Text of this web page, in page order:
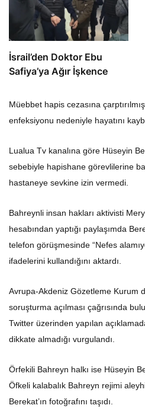
İsrail’den Doktor Ebu
Safiya’ya Ağır İşkence
Müebbet hapis cezasına
enfeksiyonu nedeniyle hayatını
Lualua Tv kanalına göre Hüseyin
sebebiyle hapishane görevlilerine
hastaneye sevkine izin vermedi.
Bahreynli insan hakları aktivisti
hesabından yaptığı paylaşımda
telefon görüşmesinde “Nefes
ifadelerini kullandığını aktardı.
Avrupa-Akdeniz Gözetleme Kurum
soruşturma açılması çağrısında
Twitter üzerinden yapılan
dikkate almadığı vurgulandı.
Örfekili Bahreyn halkı ise Hüseyin
Öfkeli kalabalık Bahreyn rejimi
Berekat’ın fotoğrafını taşıdı.